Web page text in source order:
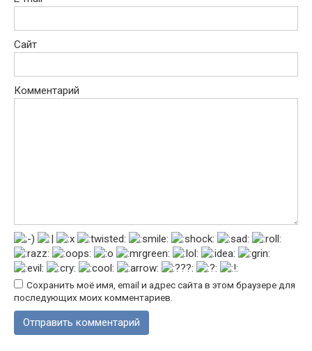
Сайт
Комментарий
Сохранить моё имя, email и адрес сайта в этом браузере для
последующих моих комментариев.